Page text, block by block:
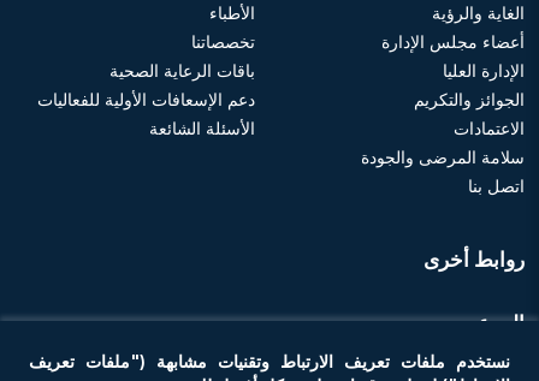
الغاية والرؤية
أعضاء مجلس الإدارة
الإدارة العليا
الجوائز والتكريم
الاعتمادات
سلامة المرضى والجودة
اتصل بنا
الأطباء
تخصصاتنا
باقات الرعاية الصحية
دعم الإسعافات الأولية للفعاليات
الأسئلة الشائعة
روابط أخرى
الموعد
نستخدم ملفات تعريف الارتباط وتقنيات مشابهة ("ملفات تعريف